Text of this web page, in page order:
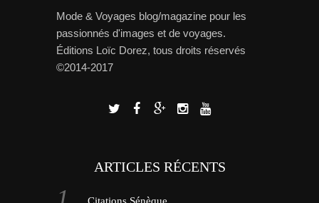
Mode & Voyages blog/magazine pour les
passionnés d'images et de voyages.
Éditions Loïc Dorez, tous droits réservés
©2014-2017
ARTICLES RÉCENTS